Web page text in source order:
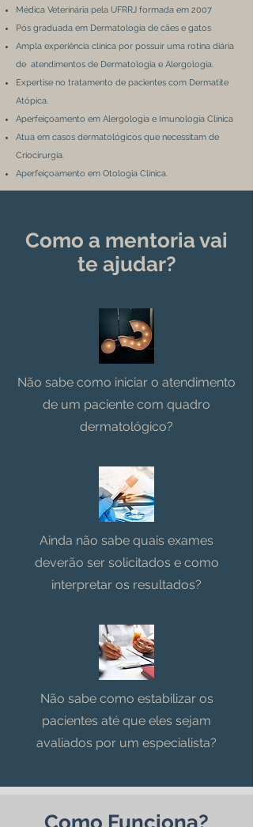
Médica Veterinária pela UFRRJ formada em 2007
Pós graduada em Dermatologia de cães e gatos
Ampla experiência clínica por possuir uma rotina diária
de atendimentos de Dermatologia e Alergologia.
Expertise no tratamento de pacientes com Dermatite
Atópica.
Aperfeiçoamento em Alergologia e Imunologia Clínica
Atua em casos dermatológicos que necessitam de
Criocirurgia.
Aperfeiçoamento em Otologia Clínica.
Como a mentoria vai
te ajudar?
Não sabe como iniciar o atendimento
de um paciente com quadro
dermatológico?
Ainda não sabe quais exames
deverão ser solicitados e como
interpretar os resultados?
Não sabe como estabilizar os
pacientes até que eles sejam
avaliados por um especialista?
Como Funciona?